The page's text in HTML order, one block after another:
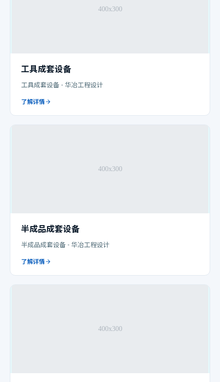
工具成套设备
工具成套设备 - 华冶工程设计
了解详情
半成品成套设备
半成品成套设备 - 华冶工程设计
了解详情